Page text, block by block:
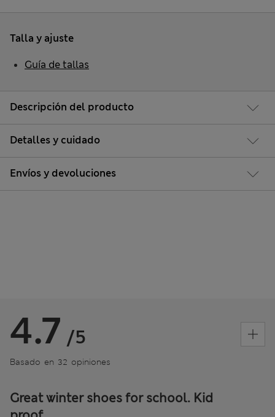
Descripción del producto
Detalles y cuidado
Envíos y devoluciones
Talla y ajuste
Guía de tallas
4.7 /5
Basado en 32 opiniones
Great winter shoes for school. Kid